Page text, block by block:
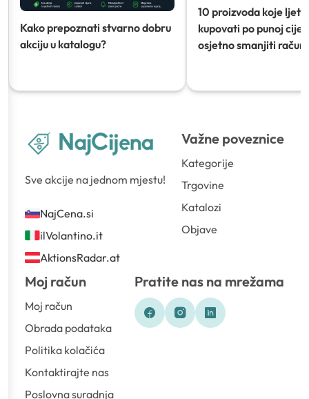
Kako prepoznati stvarno dobru
akciju u katalogu?
10 proizvoda koje ljeti
kupovati po punoj
osjetno smanjiti račun)
Sve akcije na jednom mjestu!
NajCena.si
ilVolantino.it
AktionsRadar.at
Važne poveznice
Kategorije
Trgovine
Katalozi
Objave
Moj račun
Moj račun
Obrada podataka
Politika kolačića
Kontaktirajte nas
Poslovna suradnja
Pratite nas na mrežama